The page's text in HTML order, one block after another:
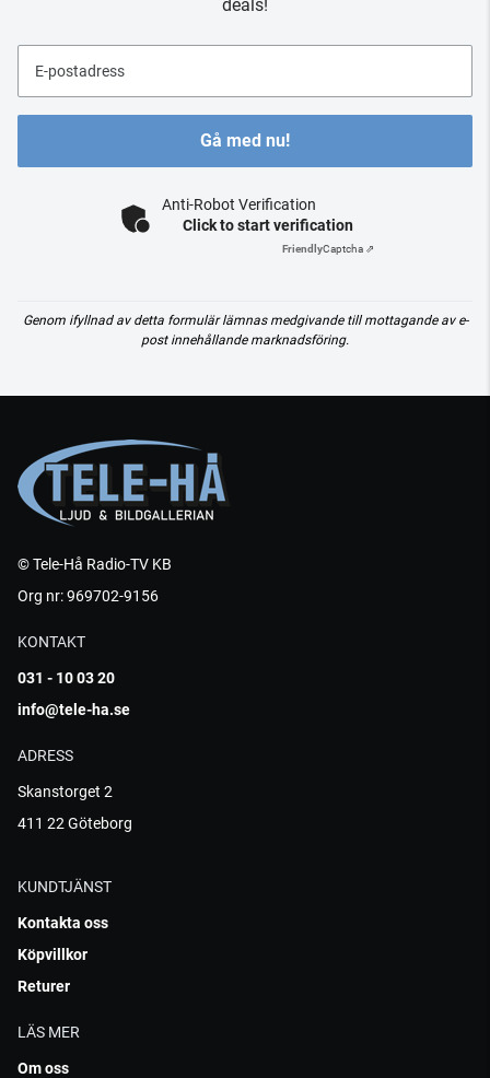
deals!
E-postadress
Gå med nu!
Anti-Robot Verification
Click to start verification
FriendlyCaptcha ⇗
Genom ifyllnad av detta formulär lämnas medgivande till mottagande av e-
post innehållande marknadsföring.
© Tele-Hå Radio-TV KB
Org nr: 969702-9156
KONTAKT
031 - 10 03 20
info@tele-ha.se
ADRESS
Skanstorget 2
411 22 Göteborg
KUNDTJÄNST
Kontakta oss
Köpvillkor
Returer
LÄS MER
Om oss